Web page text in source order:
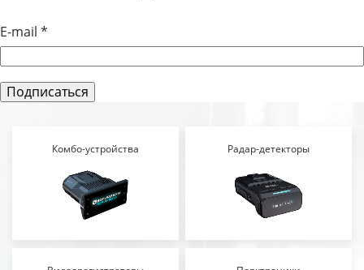
E-mail *
Комбо-устройства Радар-детекторы